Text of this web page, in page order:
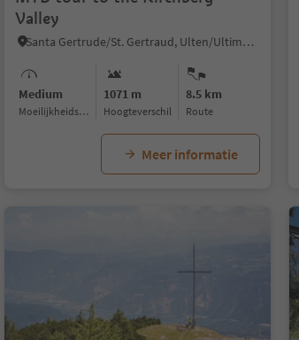
Valley
Santa Gertrude/St. Gertraud, Ulten/Ultimo, Meran/Merano and environs
Medium
Moeilijkheidsgraad
1071 m
Hoogteverschil
8.5 km
Route
Meer informatie